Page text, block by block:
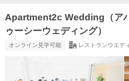
Apartment2c Wedding（ア
ゥーシーウェディング）
オンライン見学可能 レストランウエデ